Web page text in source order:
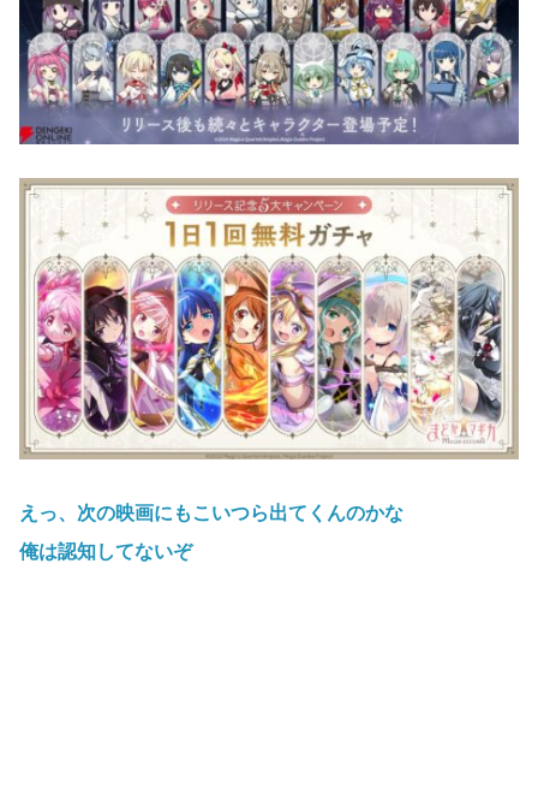
えっ、次の映画にもこいつら出てくんのかな
俺は認知してないぞ